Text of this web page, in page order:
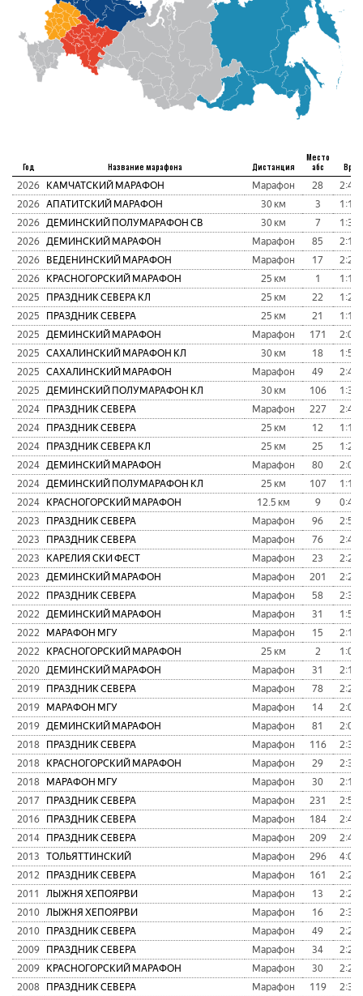
Год Название марафона Дистанция
Место
абс
2026 КАМЧАТСКИЙ МАРАФОН Марафон 28
2026 АПАТИТСКИЙ МАРАФОН 30 км 3
2026
ДЕМИНСКИЙ ПОЛУМАРАФОН СВ 30 км 7
2026
ДЕМИНСКИЙ МАРАФОН Марафон 85
2026
ВЕДЕНИНСКИЙ МАРАФОН Марафон 17
2026
КРАСНОГОРСКИЙ МАРАФОН 25 км 1
2025
ПРАЗДНИК СЕВЕРА КЛ 25 км 22
2025
ПРАЗДНИК СЕВЕРА 25 км 21
2025
ДЕМИНСКИЙ МАРАФОН Марафон 171
2025
САХАЛИНСКИЙ МАРАФОН КЛ 30 км 18
2025
САХАЛИНСКИЙ МАРАФОН Марафон 49
2025
ДЕМИНСКИЙ ПОЛУМАРАФОН КЛ 30 км 106
2024
ПРАЗДНИК СЕВЕРА Марафон 227
2024
ПРАЗДНИК СЕВЕРА 25 км 12
2024
ПРАЗДНИК СЕВЕРА КЛ 25 км 25
2024
ДЕМИНСКИЙ МАРАФОН Марафон 80
2024
ДЕМИНСКИЙ ПОЛУМАРАФОН КЛ 25 км 107
2024
КРАСНОГОРСКИЙ МАРАФОН 12.5 км 9
2023
ПРАЗДНИК СЕВЕРА Марафон 96
2023
ПРАЗДНИК СЕВЕРА Марафон 76
2023
КАРЕЛИЯ СКИ ФЕСТ Марафон 23
2023
ДЕМИНСКИЙ МАРАФОН Марафон 201
2022
ПРАЗДНИК СЕВЕРА Марафон 58
2022
ДЕМИНСКИЙ МАРАФОН Марафон 31
2022
МАРАФОН МГУ Марафон 15
2022
КРАСНОГОРСКИЙ МАРАФОН 25 км 2
2020
ДЕМИНСКИЙ МАРАФОН Марафон 31
2019
ПРАЗДНИК СЕВЕРА Марафон 78
2019
МАРАФОН МГУ Марафон 14
2019
ДЕМИНСКИЙ МАРАФОН Марафон 81
2018
ПРАЗДНИК СЕВЕРА Марафон 116
2018
КРАСНОГОРСКИЙ МАРАФОН Марафон 29
2018
МАРАФОН МГУ Марафон 30
2017
ПРАЗДНИК СЕВЕРА Марафон 231
2016
ПРАЗДНИК СЕВЕРА Марафон 184
2014
ПРАЗДНИК СЕВЕРА Марафон 209
2013
ТОЛЬЯТТИНСКИЙ Марафон 296
2012
ПРАЗДНИК СЕВЕРА Марафон 161
2011
ЛЫЖНЯ ХЕПОЯРВИ Марафон 13
2010
ЛЫЖНЯ ХЕПОЯРВИ Марафон 16
2010
ПРАЗДНИК СЕВЕРА Марафон 49
2009
ПРАЗДНИК СЕВЕРА Марафон 34
2009
КРАСНОГОРСКИЙ МАРАФОН Марафон 30
2008
ПРАЗДНИК СЕВЕРА Марафон 119